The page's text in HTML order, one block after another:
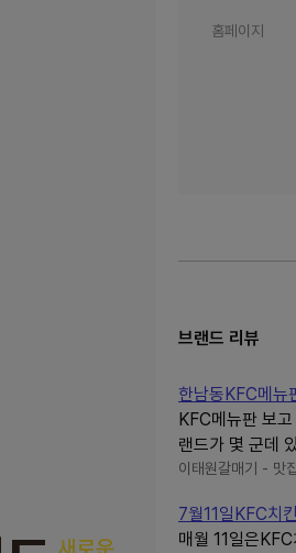
홈페이지
브랜드 리뷰
한남동KFC메뉴
KFC메뉴판 보
랜드가 몇 군데
이태원갈매기 - 맛
7월11일KFC치
매월 11일은